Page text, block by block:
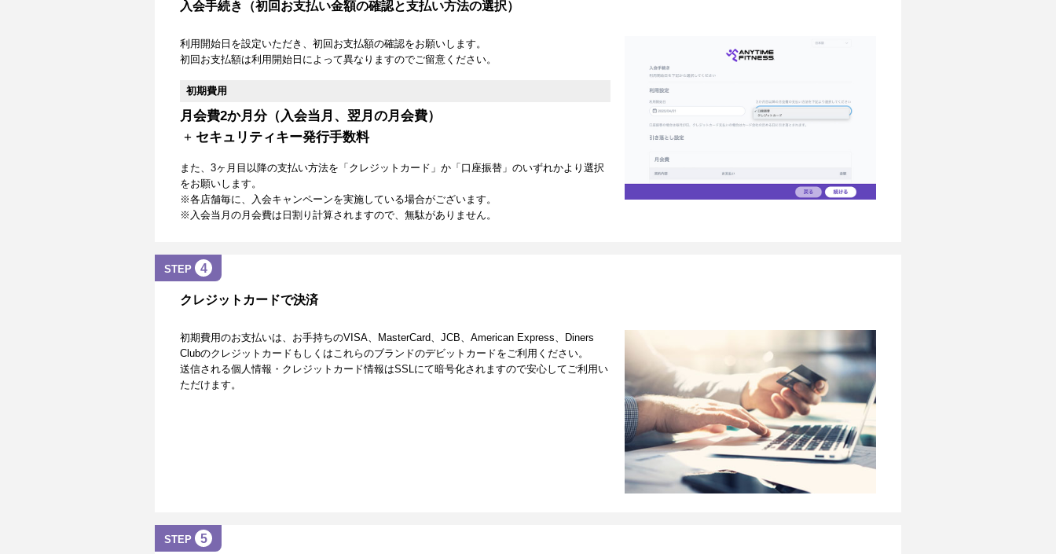
入会手続き（初回お支払い金額の確認と支払い方法の選択）
利用開始日を設定いただき、初回お支払額の確認をお願いします。
初回お支払額は利用開始日によって異なりますのでご留意ください。
初期費用
月会費2か月分（入会当月、翌月の月会費）
+ セキュリティキー発行手数料
また、3ヶ月目以降の支払い方法を「クレジットカード」か「口座振替」のいずれかより選択
をお願いします。
※各店舗毎に、入会キャンペーンを実施している場合がございます。
※入会当月の月会費は日割り計算されますので、無駄がありません。
STEP 4
クレジットカードで決済
初期費用のお支払いは、お手持ちのVISA、MasterCard、JCB、American Express、Diners
Clubのクレジットカードもしくはこれらのブランドのデビットカードをご利用ください。
送信される個人情報・クレジットカード情報はSSLにて暗号化されますので安心してご利用い
ただけます。
STEP 5